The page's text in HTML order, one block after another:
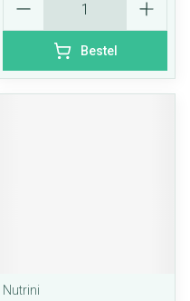
Bestel
Nutrini